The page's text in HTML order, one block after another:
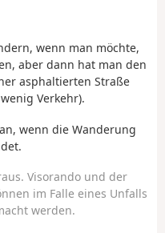
wenn man möchte,
aber dann hat man den
asphaltierten Straße
Verkehr).
wenn die Wanderung
Visorando und der
im Falle eines Unfalls
werden.